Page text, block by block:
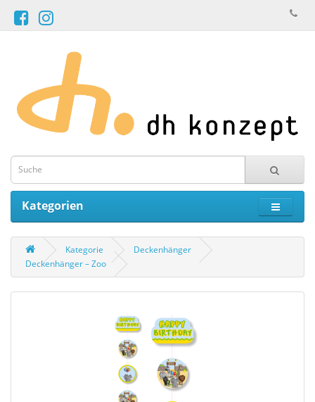
Kategorien
Kategorie
Deckenhänger
Deckenhänger – Zoo